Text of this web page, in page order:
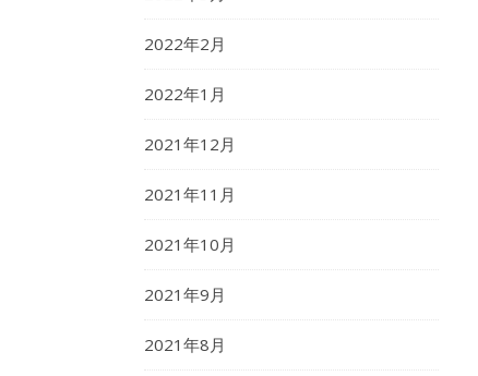
2022年2月
2022年1月
2021年12月
2021年11月
2021年10月
2021年9月
2021年8月